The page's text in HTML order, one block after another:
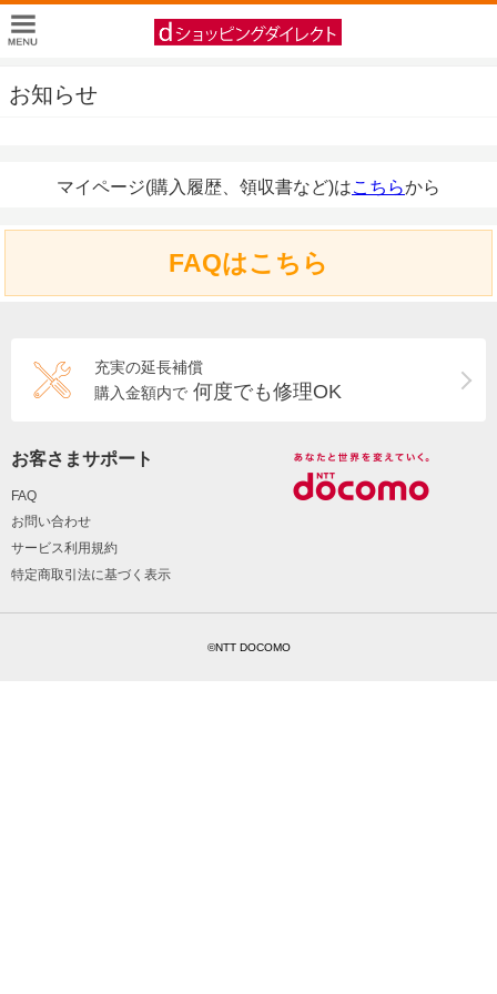
お知らせ
マイページ(購入履歴、領収書など)はこちらから
FAQはこちら
充実の延長補償
購入金額内で 何度でも修理OK
お客さまサポート
FAQ
お問い合わせ
サービス利用規約
特定商取引法に基づく表示
©NTT DOCOMO